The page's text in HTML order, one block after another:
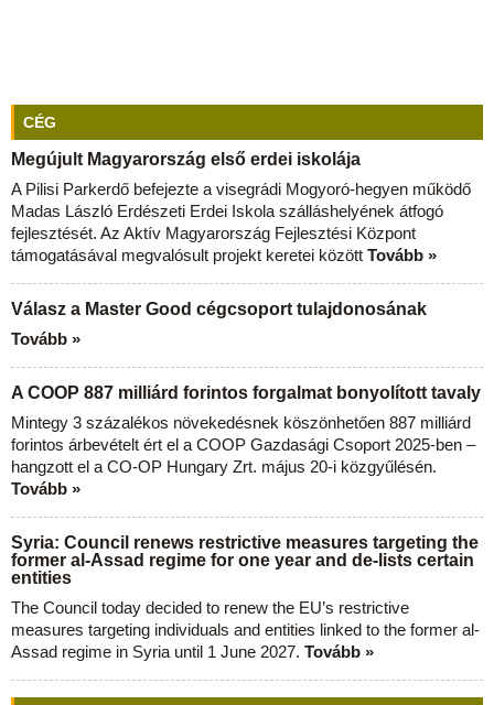
CÉG
Megújult Magyarország első erdei iskolája
A Pilisi Parkerdő befejezte a visegrádi Mogyoró-hegyen működő
Madas László Erdészeti Erdei Iskola szálláshelyének átfogó
fejlesztését. Az Aktív Magyarország Fejlesztési Központ
támogatásával megvalósult projekt keretei között Tovább »
Válasz a Master Good cégcsoport tulajdonosának
Tovább »
A COOP 887 milliárd forintos forgalmat bonyolított tavaly
Mintegy 3 százalékos növekedésnek köszönhetően 887 milliárd
forintos árbevételt ért el a COOP Gazdasági Csoport 2025-ben –
hangzott el a CO-OP Hungary Zrt. május 20-i közgyűlésén.
Tovább »
Syria: Council renews restrictive measures targeting the
former al-Assad regime for one year and de-lists certain
entities
The Council today decided to renew the EU’s restrictive
measures targeting individuals and entities linked to the former al-
Assad regime in Syria until 1 June 2027. Tovább »